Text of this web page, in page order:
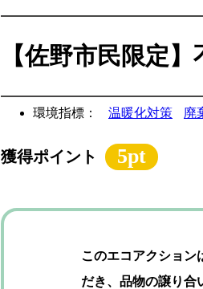
【佐野市民限定
環境指標： 温暖化対策 廃
獲得ポイント 5pt
このエコアクション
だき、品物の譲り合